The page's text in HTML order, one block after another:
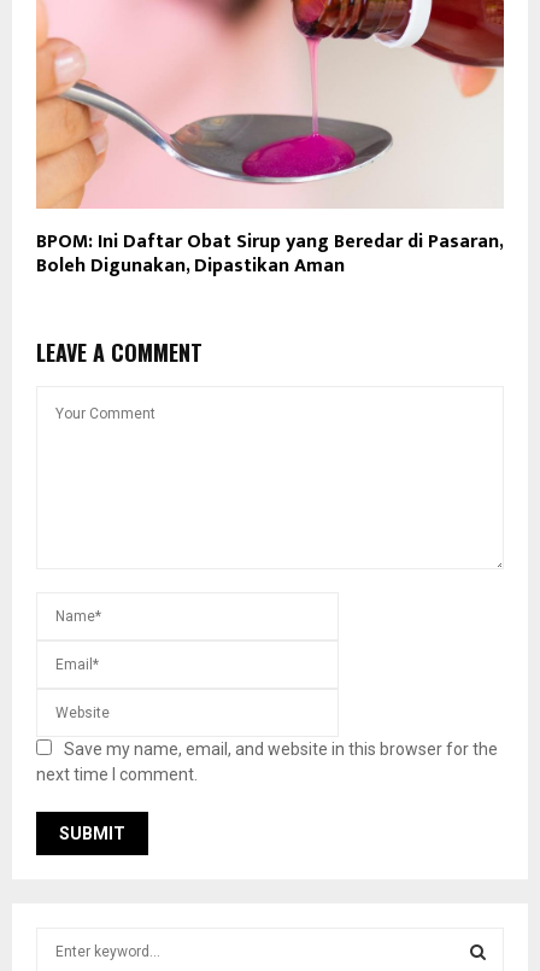
BPOM: Ini Daftar Obat Sirup yang Beredar di Pasaran,
Boleh Digunakan, Dipastikan Aman
LEAVE A COMMENT
Save my name, email, and website in this browser for the
next time I comment.